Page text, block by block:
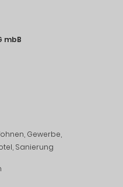
mbB
Gewerbe,
Sanierung